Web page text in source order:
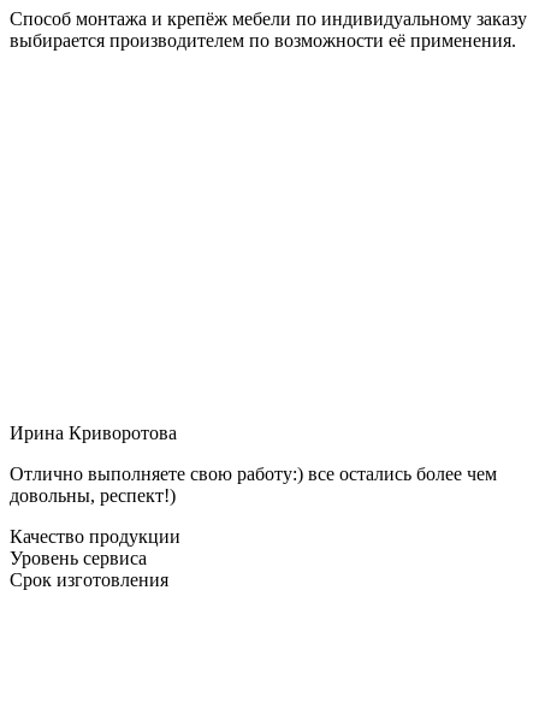
Способ монтажа и крепёж мебели по индивидуальному заказу
выбирается производителем по возможности её применения.
Ирина Криворотова
Отлично выполняете свою работу:) все остались более чем
довольны, респект!)
Качество продукции
Уровень сервиса
Срок изготовления